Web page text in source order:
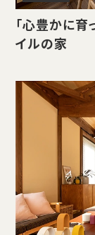
「心豊かに育
イルの家